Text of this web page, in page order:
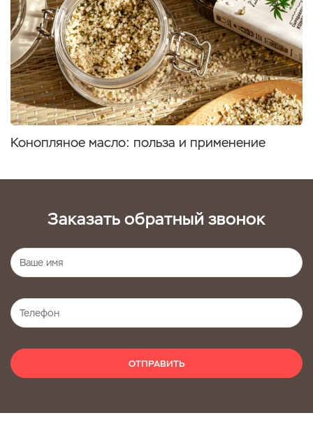
Конопляное масло: польза и применение
Заказать обратный звонок
ОТПРАВИТЬ